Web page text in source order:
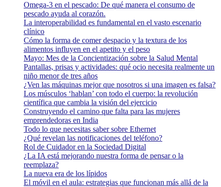
Omega-3 en el pescado: De qué manera el consumo de
pescado ayuda al corazón.
La interoperabilidad es fundamental en el vasto escenario
clínico
Cómo la forma de comer despacio y la textura de los
alimentos influyen en el apetito y el peso
Mayo: Mes de la Concientización sobre la Salud Mental
Pantallas, prisas y actividades: qué ocio necesita realmente un
niño menor de tres años
¿Ven las máquinas mejor que nosotros si una imagen es falsa?
Los músculos ‘hablan’ con todo el cuerpo: la revolución
científica que cambia la visión del ejercicio
Construyendo el camino que falta para las mujeres
emprendedoras en India
Todo lo que necesitas saber sobre Ethernet
¿Qué revelan las notificaciones del teléfono?
Rol de Cuidador en la Sociedad Digital
¿La IA está mejorando nuestra forma de pensar o la
reemplaza?
La nueva era de los lípidos
El móvil en el aula: estrategias que funcionan más allá de la